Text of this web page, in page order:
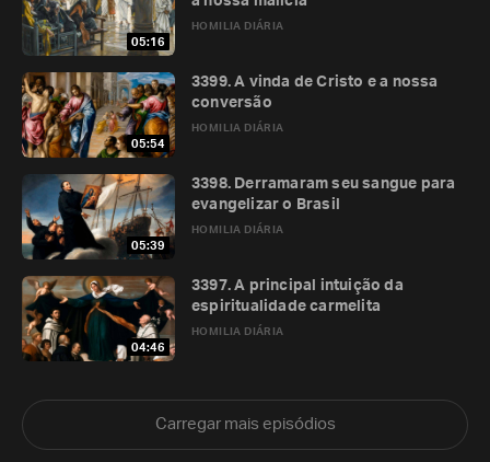
05:16
HOMILIA DIÁRIA
05:54
HOMILIA DIÁRIA
3399. A vinda de Cristo e a nossa
conversão
05:39
HOMILIA DIÁRIA
3398. Derramaram seu sangue para
evangelizar o Brasil
04:46
HOMILIA DIÁRIA
3397. A principal intuição da
espiritualidade carmelita
Carregar mais episódios